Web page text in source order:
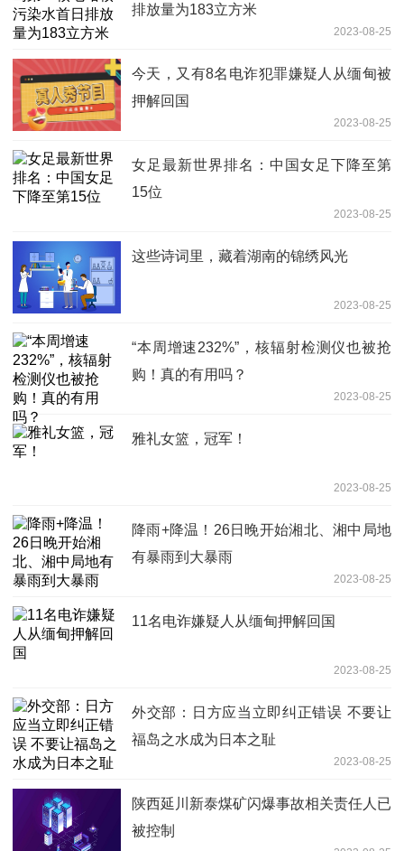
排放量为183立方米
2023-08-25
今天，又有8名电诈犯罪嫌疑人从缅甸被
押解回国
2023-08-25
女足最新世界排名：中国女足下降至第
15位
2023-08-25
这些诗词里，藏着湖南的锦绣风光
2023-08-25
“本周增速232%”，核辐射检测仪也被抢
购！真的有用吗？
2023-08-25
雅礼女篮，冠军！
2023-08-25
降雨+降温！26日晚开始湘北、湘中局地
有暴雨到大暴雨
2023-08-25
11名电诈嫌疑人从缅甸押解回国
2023-08-25
外交部：日方应当立即纠正错误 不要让
福岛之水成为日本之耻
2023-08-25
陕西延川新泰煤矿闪爆事故相关责任人已
被控制